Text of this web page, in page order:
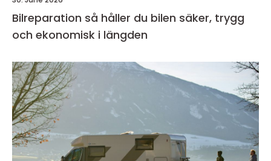
Bilreparation så håller du bilen säker, trygg
och ekonomisk i längden